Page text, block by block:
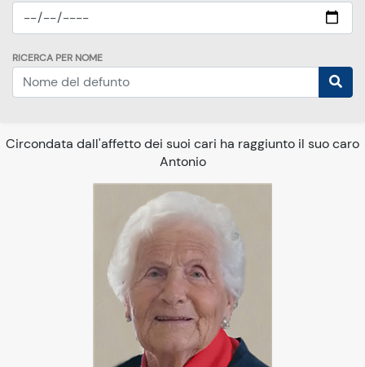
RICERCA PER NOME
Circondata dall'affetto dei suoi cari ha raggiunto il suo caro
Antonio